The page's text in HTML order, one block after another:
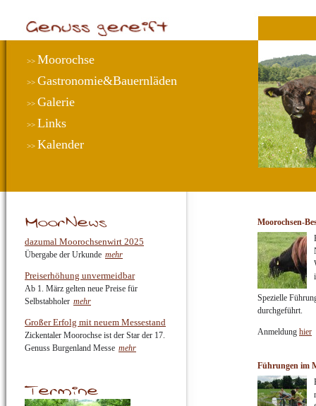
>> Moorochse
>> Gastronomie&Bauernläden
>> Galerie
>> Links
>> Kalender
dazumal Moorochsenwirt 2025
Übergabe der Urkunde mehr
Preiserhöhung unvermeidbar
Ab 1. März gelten neue Preise für
Selbstabholer mehr
Großer Erfolg mit neuem Messestand
Zickentaler Moorochse ist der Star der 17.
Genuss Burgenland Messe mehr
Moorochsen-
Spezielle
durchgeführt.
Anmeldung hier
Führungen im